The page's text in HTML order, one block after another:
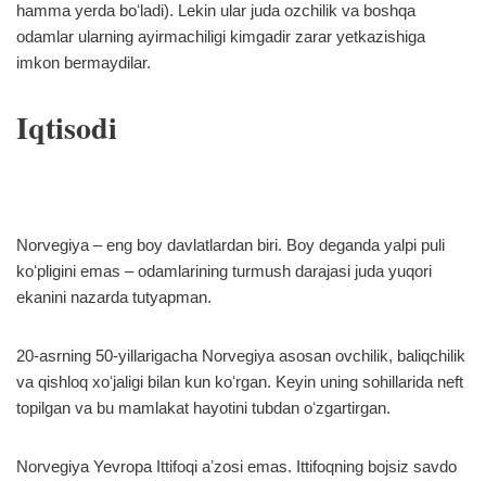
hamma yerda boʻladi). Lekin ular juda ozchilik va boshqa
odamlar ularning ayirmachiligi kimgadir zarar yetkazishiga
imkon bermaydilar.
Iqtisodi
Norvegiya – eng boy davlatlardan biri. Boy deganda yalpi puli
koʻpligini emas – odamlarining turmush darajasi juda yuqori
ekanini nazarda tutyapman.
20-asrning 50-yillarigacha Norvegiya asosan ovchilik, baliqchilik
va qishloq xoʻjaligi bilan kun koʻrgan. Keyin uning sohillarida neft
topilgan va bu mamlakat hayotini tubdan oʻzgartirgan.
Norvegiya Yevropa Ittifoqi aʼzosi emas. Ittifoqning bojsiz savdo